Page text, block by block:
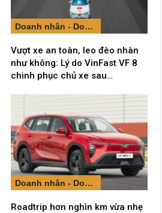
Doanh nhân - Doanh nghiệp
Vượt xe an toàn, leo đèo nhàn
như không: Lý do VinFast VF 8
chinh phục chủ xe sau…
Doanh nhân - Doanh nghiệp
Roadtrip hơn nghìn km vừa nhẹ